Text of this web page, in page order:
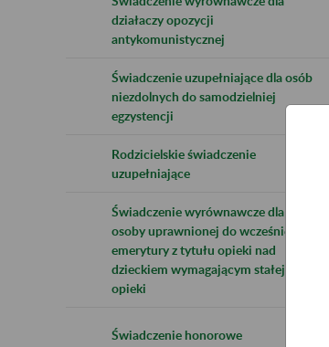
działaczy opozycji
antykomunistycznej
Świadczenie uzupełniające dla osób
niezdolnych do samodzielniej
egzystencji
Rodzicielskie świadczenie
uzupełniające
Świadczenie wyrównawcze dla
osoby uprawnionej do wcześniejszej
emerytury z tytułu opieki nad
dzieckiem wymagającym stałej
opieki
Świadczenie honorowe